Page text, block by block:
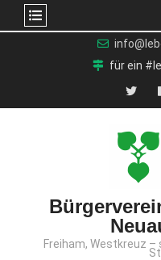
für ein
X
Freiham, Westkreuz